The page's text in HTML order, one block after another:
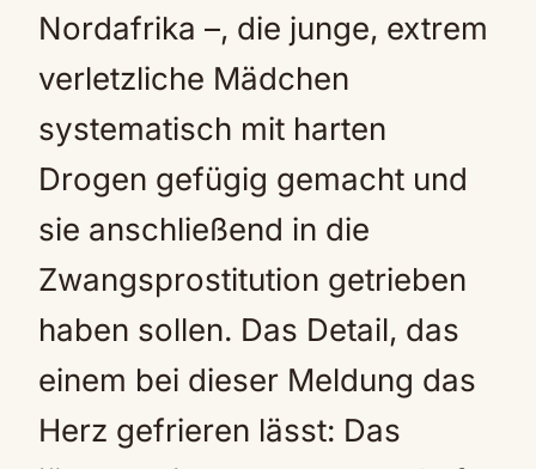
Nordafrika –, die junge, extrem
verletzliche Mädchen
systematisch mit harten
Drogen gefügig gemacht und
sie anschließend in die
Zwangsprostitution getrieben
haben sollen. Das Detail, das
einem bei dieser Meldung das
Herz gefrieren lässt: Das